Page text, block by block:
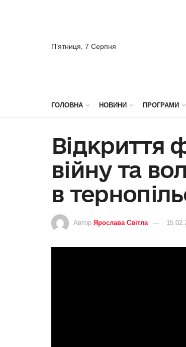
П’ятниця, 7 Серпня
ГОЛОВНА НОВИНИ ПРОГРАМИ
Відкриття
війну та
в
Автор Ярослава Світла